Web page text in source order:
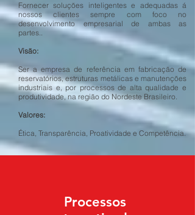
Fornecer soluções inteligentes e adequadas á
nossos clientes sempre com foco no
desenvolvimento empresarial de ambas as
partes..
Visão:
Ser a empresa de referência em fabricação de
reservatórios, estruturas metálicas e manutenções
industriais e, por processos de alta qualidade e
produtividade, na região do Nordeste Brasileiro.
Valores:
Ética, Transparência, Proatividade e Competência.
Processos